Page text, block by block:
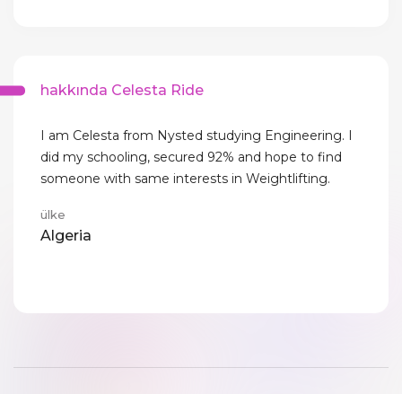
hakkında Celesta Ride
I am Celesta from Nysted studying Engineering. I
did my schooling, secured 92% and hope to find
someone with same interests in Weightlifting.
ülke
Algeria